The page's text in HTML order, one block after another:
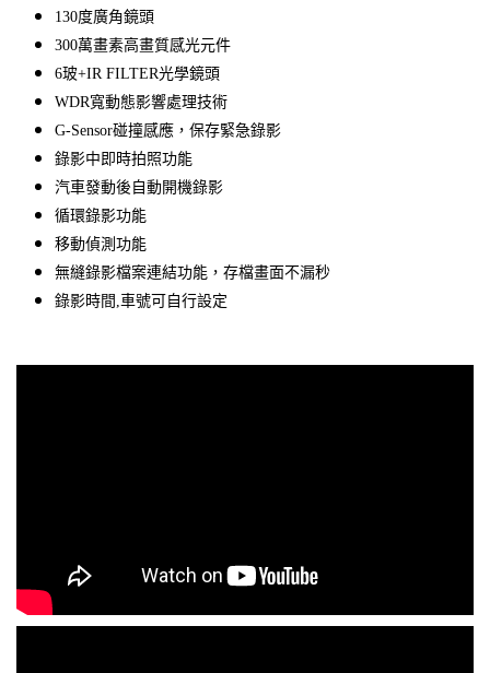
130度廣角鏡頭
300萬畫素高畫質感光元件
6玻+IR FILTER光學鏡頭
WDR寬動態影響處理技術
G-Sensor碰撞感應，保存緊急錄影
錄影中即時拍照功能
汽車發動後自動開機錄影
循環錄影功能
移動偵測功能
無縫錄影檔案連結功能，存檔畫面不漏秒
錄影時間,車號可自行設定